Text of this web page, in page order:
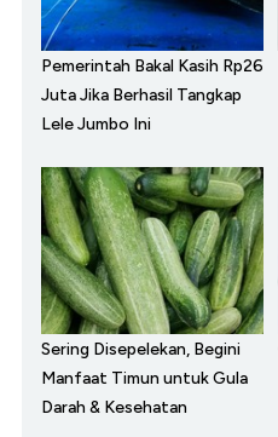
Pemerintah Bakal Kasih Rp26
Juta Jika Berhasil Tangkap
Lele Jumbo Ini
Sering Disepelekan, Begini
Manfaat Timun untuk Gula
Darah & Kesehatan